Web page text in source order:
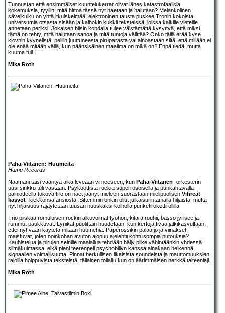
Tunnustan että ensimmäiset kuuntelukerrat olivat lähes katastrofaalisia
kokemuksia, tyyliin: mitä hittoa tässä nyt haetaan ja halutaan? Melankolinen
sävelkulku on yhtä itkuiskelmää, elektroninen tausta puskee Tronin kokoista
universumia otsasta sisään ja kaihokin kukkii teksteissä, joissa kaikille vieteille
annetaan periksi. Jokaisen biisin kohdalla tulee väistämättä kysyttyä, että miksi
tämä on tehty, mitä halutaan sanoa ja mitä tuntoja välittää? Onko tällä erää kyse
klovnin kyynelistä, peiliin juuttuneesta piruparasta vai ainoastaan siitä, että millään ei
ole enää mitään väliä, kun päänsisäinen maailma on mikä on? Enpä tiedä, mutta
kuuma tuli.
Mika Roth
Paha-Viitanen: Huumeita
Humu Records
Naamani taisi vääntyä aika leveään virneeseen, kun Paha-Viitanen -orkesterin
uusi sinkku tuli vastaan. Psykoottista rockia superrosoisella ja punkahtavalla
painiotteella takova trio on näet jäänyt mieleen suorastaan mielipuolisen Vihreät
kasvot -kiekkonsa ansiosta. Sittemmin onkin ollut julkaisurintamalla hiljaista, mutta
nyt hiljaisuus räjäytetään tuusan nuuskaksi kolholla punketirokettirollilla.
Trio piiskaa romuluisen rockin alkuvoimat työhön, kitara rouhii, basso jyrisee ja
rummut paukkuvat. Lyriikat puolittain huudetaan, kun kertoja tivaa jälkikasvultaan,
ettei nyt vaan käytetä mitään huumehia. Paperossikin palaa jo ja viinakset
maistuvat, joten noinkohan avuton ajopuu ajelehtii kohti isompia putouksia?
Kauhistelua ja pirujen seinille maalailua tehdään häijy pilke vähintäänkin yhdessä
silmäkulmassa, eikä pieni teerenpeli psychobillyn kanssa ainakaan heikennä
signaalien voimallisuutta. Pinnat herkullisen likaisista soundeista ja mauttomuuksien
rajoilla hoippuvista teksteistä, tällainen toilailu kun on äärimmäisen herkkä taiteenlaji.
Mika Roth